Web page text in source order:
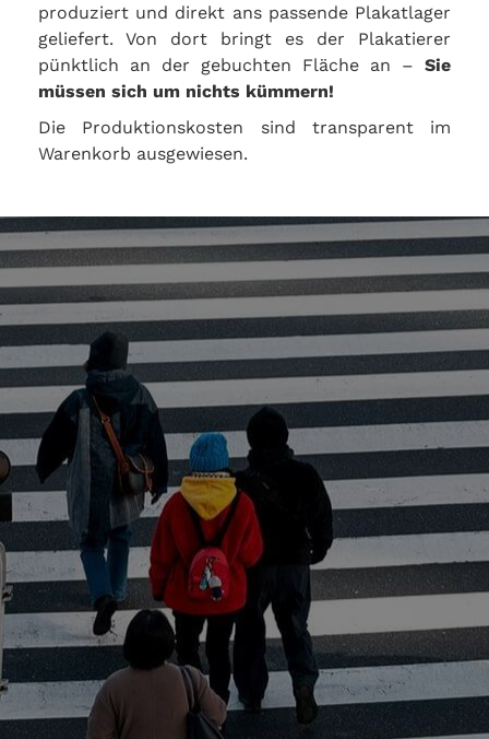
produziert und direkt ans passende Plakatlager
geliefert. Von dort bringt es der Plakatierer
pünktlich an der gebuchten Fläche an – Sie
müssen sich um nichts kümmern!
Die Produktionskosten sind transparent im
Warenkorb ausgewiesen.